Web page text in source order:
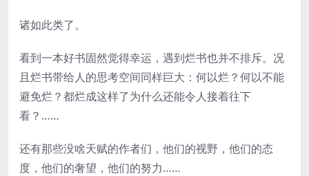
诸如此类了。
看到一本好书固然觉得幸运，遇到烂书也并不排斥。况
且烂书带给人的思考空间同样巨大：何以烂？何以不能
避免烂？都烂成这样了为什么还能令人接着往下
看？……
还有那些没啥天赋的作者们，他们的视野，他们的态
度，他们的奢望，他们的努力……